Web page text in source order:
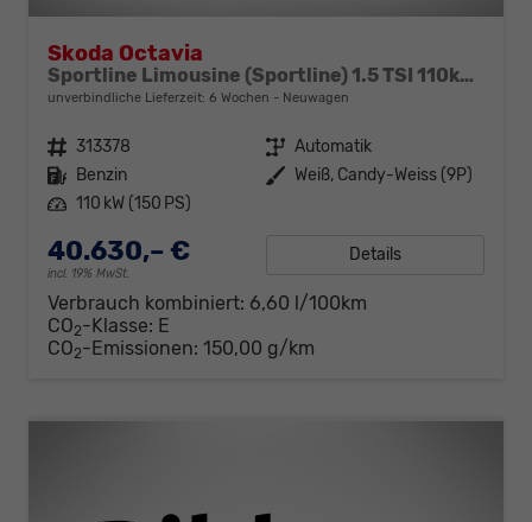
Skoda Octavia
Sportline Limousine (Sportline) 1.5 TSI 110kW (150 PS) 7-Gang DSG
unverbindliche Lieferzeit: 6 Wochen Neuwagen
Fahrzeugnr. 313378 Getriebe Automatik
Kraftstoff Benzin Außenfarbe Weiß, Candy-Weiss (9P)
Leistung 110 kW (150 PS)
40.630,– €
incl. 19% MwSt.
Details
Verbrauch kombiniert: 6,60 l/100km
CO2-Klasse: E
CO2-Emissionen: 150,00 g/km